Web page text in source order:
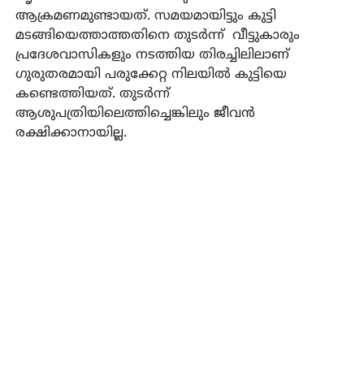
ആക്രമണമുണ്ടായത്. സമയമായിട്ടും കുട്ടി
മടങ്ങിയെത്താത്തതിനെ തുടർന്ന് വീട്ടുകാരും
പ്രദേശവാസികളും നടത്തിയ തിരച്ചിലിലാണ്
ഗുരുതരമായി പരുക്കേറ്റ നിലയില്‍ കുട്ടിയെ
കണ്ടെത്തിയത്. തുടര്‍ന്ന്
ആശുപത്രിയിലെത്തിച്ചെങ്കിലും ജീവന്‍
രക്ഷിക്കാനായില്ല.